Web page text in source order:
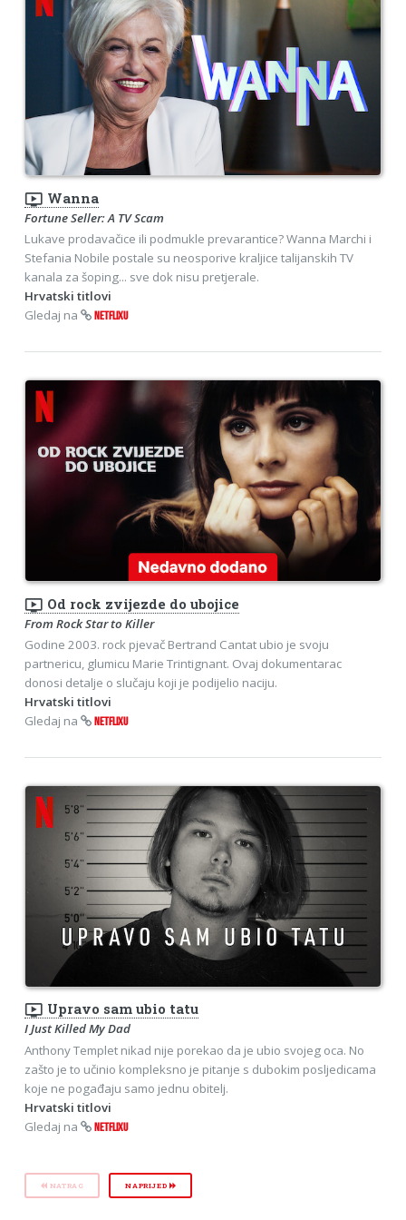
ondemand_video Wanna
Fortune Seller: A TV Scam
Lukave prodavačice ili podmukle prevarantice? Wanna Marchi i
Stefania Nobile postale su neosporive kraljice talijanskih TV
kanala za šoping... sve dok nisu pretjerale.
Hrvatski titlovi
Gledaj na
NETFLIXU
ondemand_video Od rock zvijezde do ubojice
From Rock Star to Killer
Godine 2003. rock pjevač Bertrand Cantat ubio je svoju
partnericu, glumicu Marie Trintignant. Ovaj dokumentarac
donosi detalje o slučaju koji je podijelio naciju.
Hrvatski titlovi
Gledaj na
NETFLIXU
ondemand_video Upravo sam ubio tatu
I Just Killed My Dad
Anthony Templet nikad nije porekao da je ubio svojeg oca. No
zašto je to učinio kompleksno je pitanje s dubokim posljedicama
koje ne pogađaju samo jednu obitelj.
Hrvatski titlovi
Gledaj na
NETFLIXU
NATRAG NAPRIJED